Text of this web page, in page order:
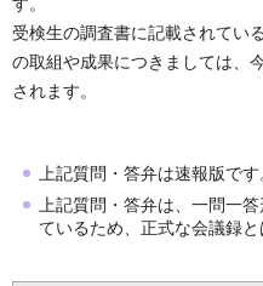
受検生の調査書に記載されてい
の取組や成果につきましては、
されます。
上記質問・答弁は速報版です
上記質問・答弁は、一問一
ているため、正式な会議録と